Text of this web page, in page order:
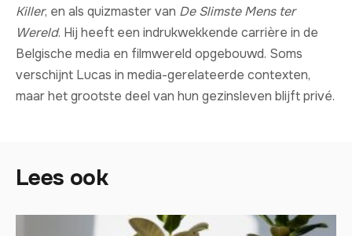
Killer, en als quizmaster van De Slimste Mens ter
Wereld. Hij heeft een indrukwekkende carrière in de
Belgische media en filmwereld opgebouwd. Soms
verschijnt Lucas in media-gerelateerde contexten,
maar het grootste deel van hun gezinsleven blijft privé.
Lees ook